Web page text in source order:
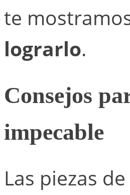
te
lograrlo.
Consejos
impecable
Las piezas